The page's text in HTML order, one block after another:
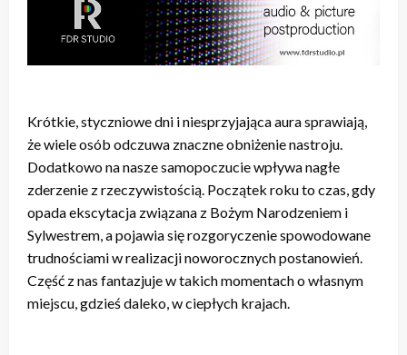
Krótkie, styczniowe dni i niesprzyjająca aura sprawiają,
że wiele osób odczuwa znaczne obniżenie nastroju.
Dodatkowo na nasze samopoczucie wpływa nagłe
zderzenie z rzeczywistością. Początek roku to czas, gdy
opada ekscytacja związana z Bożym Narodzeniem i
Sylwestrem, a pojawia się rozgoryczenie spowodowane
trudnościami w realizacji noworocznych postanowień.
Część z nas fantazjuje w takich momentach o własnym
miejscu, gdzieś daleko, w ciepłych krajach.